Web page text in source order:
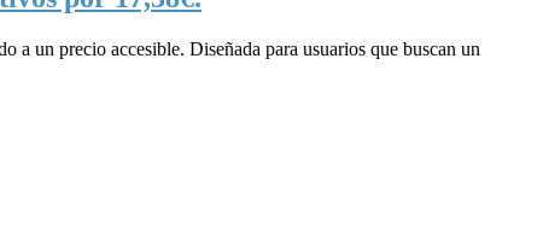
un precio accesible. Diseñada para usuarios que buscan un